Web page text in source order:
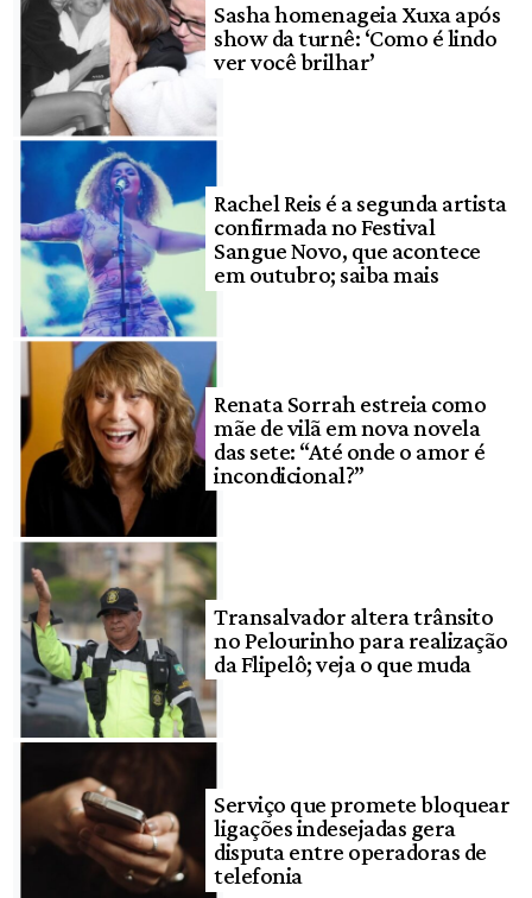
Sasha homenageia Xuxa após
show da turnê: ‘Como é lindo
ver você brilhar’
Rachel Reis é a segunda artista
confirmada no Festival
Sangue Novo, que acontece
em outubro; saiba mais
Renata Sorrah estreia como
mãe de vilã em nova novela
das sete: “Até onde o amor é
incondicional?”
Transalvador altera trânsito
no Pelourinho para realização
da Flipelô; veja o que muda
Serviço que promete bloquear
ligações indesejadas gera
disputa entre operadoras de
telefonia